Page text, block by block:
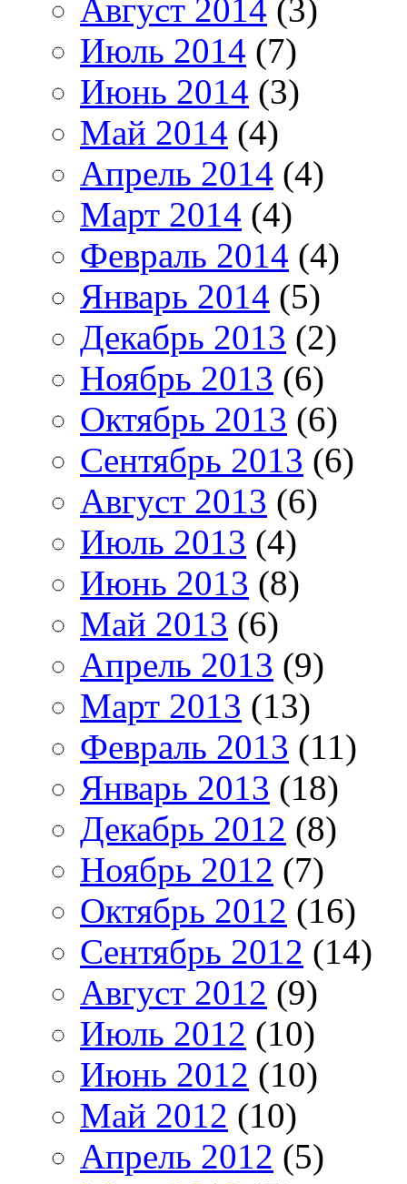
Август 2014 (3)
Июль 2014 (7)
Июнь 2014 (3)
Май 2014 (4)
Апрель 2014 (4)
Март 2014 (4)
Февраль 2014 (4)
Январь 2014 (5)
Декабрь 2013 (2)
Ноябрь 2013 (6)
Октябрь 2013 (6)
Сентябрь 2013 (6)
Август 2013 (6)
Июль 2013 (4)
Июнь 2013 (8)
Май 2013 (6)
Апрель 2013 (9)
Март 2013 (13)
Февраль 2013 (11)
Январь 2013 (18)
Декабрь 2012 (8)
Ноябрь 2012 (7)
Октябрь 2012 (16)
Сентябрь 2012 (14)
Август 2012 (9)
Июль 2012 (10)
Июнь 2012 (10)
Май 2012 (10)
Апрель 2012 (5)